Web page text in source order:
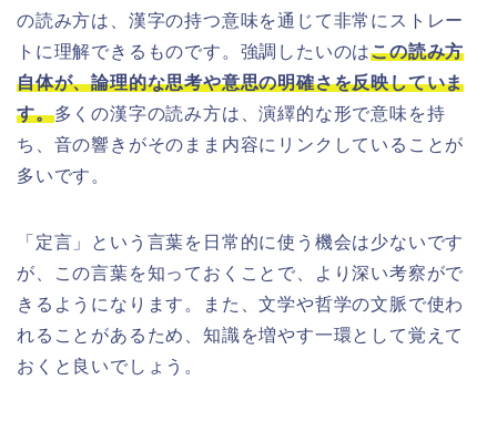
の読み方は、漢字の持つ意味を通じて非常にストレー
トに理解できるものです。強調したいのはこの読み方
自体が、論理的な思考や意思の明確さを反映していま
す。多くの漢字の読み方は、演繹的な形で意味を持
ち、音の響きがそのまま内容にリンクしていることが
多いです。
「定言」という言葉を日常的に使う機会は少ないです
が、この言葉を知っておくことで、より深い考察がで
きるようになります。また、文学や哲学の文脈で使わ
れることがあるため、知識を増やす一環として覚えて
おくと良いでしょう。